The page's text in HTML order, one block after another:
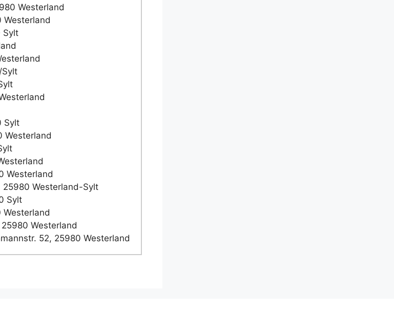
Westerland
Westerland
Sylt
Sylt
Sylt
Westerland
Westerland
Westerland-Sylt
Sylt
Westerland
Westerland
52, 25980 Westerland